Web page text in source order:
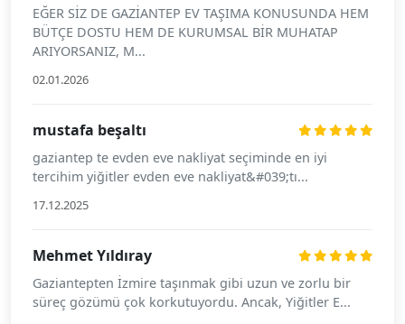
EĞER SİZ DE GAZİANTEP EV TAŞIMA KONUSUNDA HEM
BÜTÇE DOSTU HEM DE KURUMSAL BİR MUHATAP
ARIYORSANIZ, M...
02.01.2026
mustafa beşaltı
gaziantep te evden eve nakliyat seçiminde en iyi
tercihim yiğitler evden eve nakliyat&#039;tı...
17.12.2025
Mehmet Yıldıray
Gaziantepten İzmire taşınmak gibi uzun ve zorlu bir
süreç gözümü çok korkutuyordu. Ancak, Yiğitler E...